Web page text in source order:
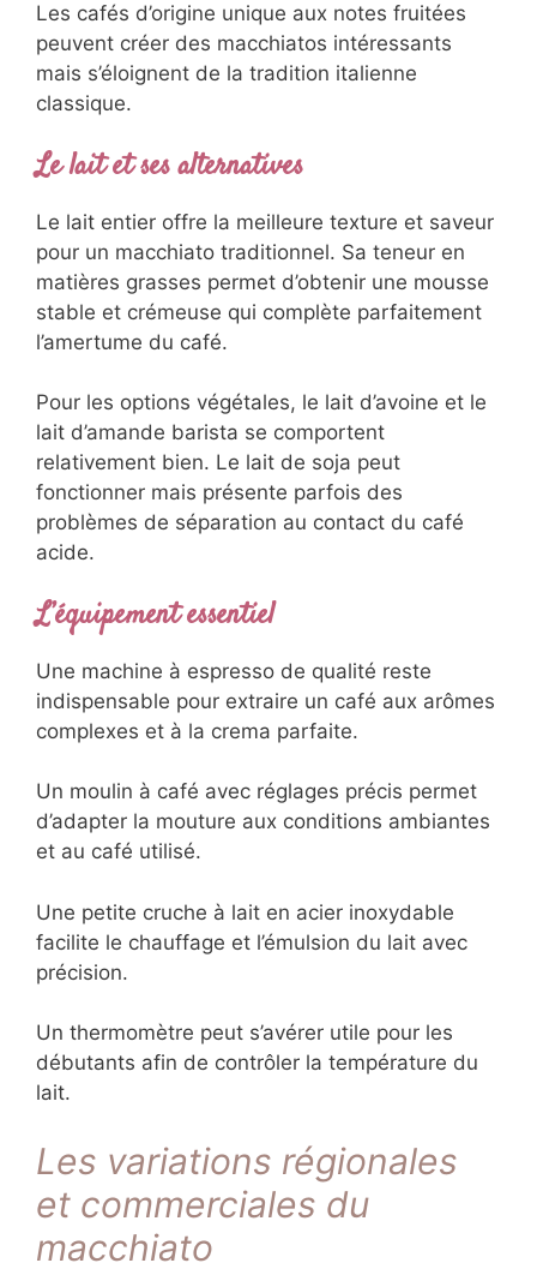
Les cafés d’origine unique aux notes fruitées
peuvent créer des macchiatos intéressants
mais s’éloignent de la tradition italienne
classique.
Le lait et ses alternatives
Le lait entier offre la meilleure texture et saveur
pour un macchiato traditionnel. Sa teneur en
matières grasses permet d’obtenir une mousse
stable et crémeuse qui complète parfaitement
l’amertume du café.
Pour les options végétales, le lait d’avoine et le
lait d’amande barista se comportent
relativement bien. Le lait de soja peut
fonctionner mais présente parfois des
problèmes de séparation au contact du café
acide.
L’équipement essentiel
Une machine à espresso de qualité reste
indispensable pour extraire un café aux arômes
complexes et à la crema parfaite.
Un moulin à café avec réglages précis permet
d’adapter la mouture aux conditions ambiantes
et au café utilisé.
Une petite cruche à lait en acier inoxydable
facilite le chauffage et l’émulsion du lait avec
précision.
Un thermomètre peut s’avérer utile pour les
débutants afin de contrôler la température du
lait.
Les variations régionales
et commerciales du
macchiato